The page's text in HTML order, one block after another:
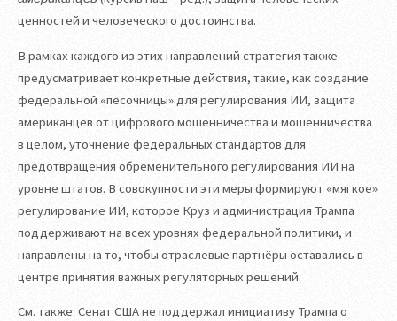
ценностей и человеческого достоинства.
В рамках каждого из этих направлений стратегия также
предусматривает конкретные действия, такие, как создание
федеральной «песочницы» для регулирования ИИ, защита
американцев от цифрового мошенничества и мошенничества
в целом, уточнение федеральных стандартов для
предотвращения обременительного регулирования ИИ на
уровне штатов. В совокупности эти меры формируют «мягкое»
регулирование ИИ, которое Круз и администрация Трампа
поддерживают на всех уровнях федеральной политики, и
направлены на то, чтобы отраслевые партнёры оставались в
центре принятия важных регуляторных решений.
См. также: Сенат США не поддержал инициативу Трампа о